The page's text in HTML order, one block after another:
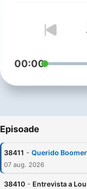
00:00
Episoade
38411 - Querido
07 aug. 2026
38410 - Entrevista a